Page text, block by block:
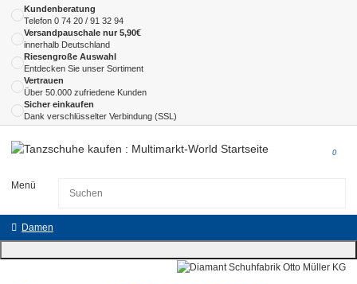
Kundenberatung
Telefon 0 74 20 / 91 32 94
Versandpauschale nur 5,90€
innerhalb Deutschland
Riesengroße Auswahl
Entdecken Sie unser Sortiment
Vertrauen
Über 50.000 zufriedene Kunden
Sicher einkaufen
Dank verschlüsselter Verbindung (SSL)
Menü
0
Damen